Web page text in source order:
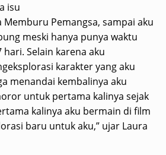
isu
Pemangsa, sampai aku
meski hanya punya waktu
Selain karena aku
karakter yang aku
menandai kembalinya aku
untuk pertama kalinya sejak
kalinya aku bermain di film
baru untuk aku,” ujar Laura